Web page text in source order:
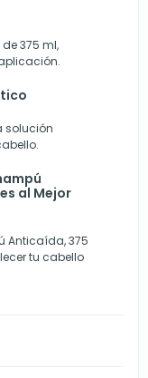
375 ml,
solución
al Mejor
Anticaída, 375
tu cabello